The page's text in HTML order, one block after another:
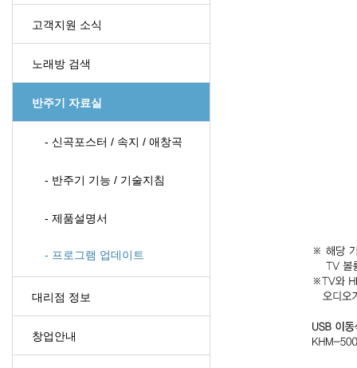
고객지원 소식
노래방 검색
반주기 자료실
- 신곡포스터 / 속지 / 애창곡
- 반주기 기능 / 기술지침
- 제품설명서
- 프로그램 업데이트
대리점 정보
창업안내